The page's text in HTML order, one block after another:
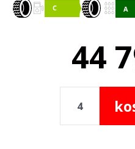
44